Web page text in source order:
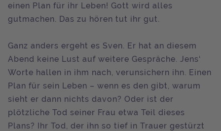
einen Plan für ihr Leben! Gott wird alles
gutmachen. Das zu hören tut ihr gut.
Ganz anders ergeht es Sven. Er hat an diesem
Abend keine Lust auf weitere Gespräche. Jens‘
Worte hallen in ihm nach, verunsichern ihn. Einen
Plan für sein Leben – wenn es den gibt, warum
sieht er dann nichts davon? Oder ist der
plötzliche Tod seiner Frau etwa Teil dieses
Plans? Ihr Tod, der ihn so tief in Trauer gestürzt